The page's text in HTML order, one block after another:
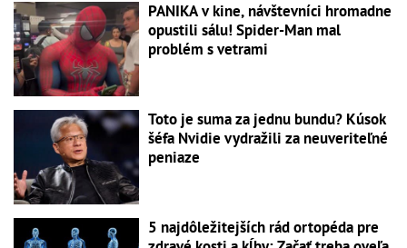
PANIKA v kine, návštevníci hromadne
opustili sálu! Spider-Man mal
problém s vetrami
Toto je suma za jednu bundu? Kúsok
šéfa Nvidie vydražili za neuveriteľné
peniaze
5 najdôležitejších rád ortopéda pre